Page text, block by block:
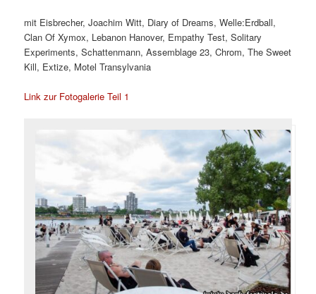
mit Eisbrecher, Joachim Witt, Diary of Dreams, Welle:Erdball,
Clan Of Xymox, Lebanon Hanover, Empathy Test, Solitary
Experiments, Schattenmann, Assemblage 23, Chrom, The Sweet
Kill, Extize, Motel Transylvania
Link zur Fotogalerie Teil 1